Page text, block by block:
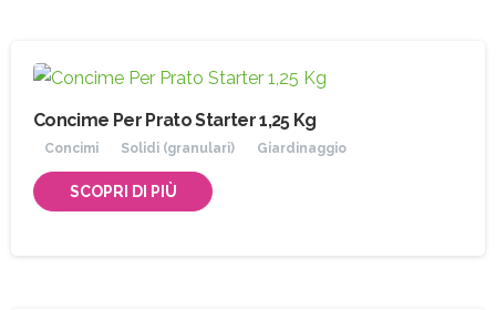
Concime Per Prato Starter 1,25 Kg
Concimi Solidi (granulari) Giardinaggio
SCOPRI DI PIÙ